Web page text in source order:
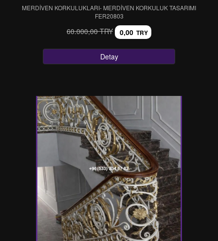
MERDİVEN KORKULUKLARI- MERDİVEN KORKULUK TASARIMI
FER20803
60.000,00 TRY 0,00 TRY
Detay